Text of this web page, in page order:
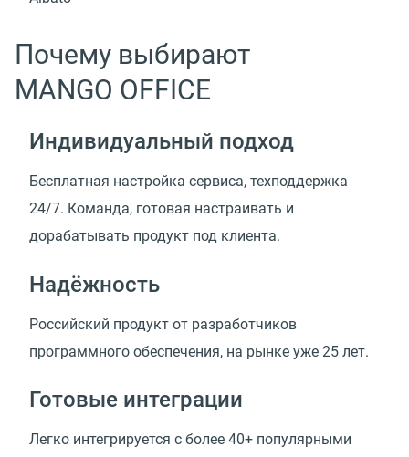
Почему выбирают
MANGO OFFICE
Индивидуальный подход
Бесплатная настройка сервиса, техподдержка
24/7. Команда, готовая настраивать и
дорабатывать продукт под клиента.
Надёжность
Российский продукт от разработчиков
программного обеспечения, на рынке уже 25 лет.
Готовые интеграции
Легко интегрируется с более 40+ популярными